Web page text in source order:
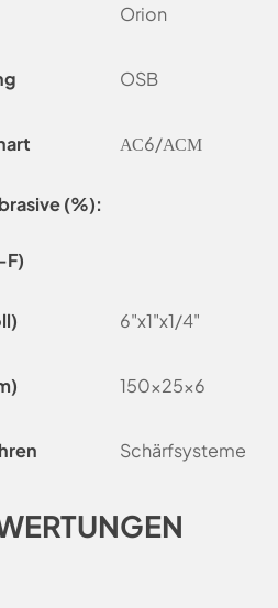
Orion
OSB
АС6/АСМ
(%):
F)
6"x1"x1/4"
150x25x6
Schärfsysteme